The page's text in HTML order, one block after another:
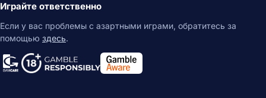
Играйте ответственно
Если у вас проблемы с азартными играми, обратитесь за
помощью здесь.